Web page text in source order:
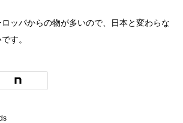
ッパからの物が多いので、日本と変わらな
す。